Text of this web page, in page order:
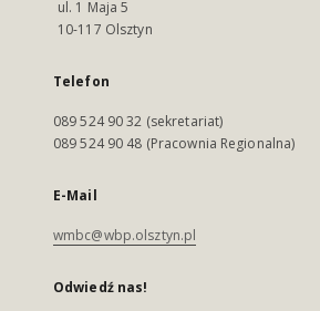
ul. 1 Maja 5
10-117 Olsztyn
Telefon
089 524 90 32 (sekretariat)
089 524 90 48 (Pracownia Regionalna)
E-Mail
wmbc@wbp.olsztyn.pl
Odwiedź nas!